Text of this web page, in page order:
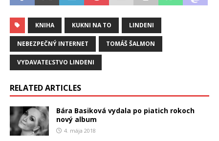
KNIHA KUKNI NA TO LINDENI
NEBEZPEČNÝ INTERNET TOMÁŠ ŠALMON
VYDAVATEĽSTVO LINDENI
RELATED ARTICLES
Bára Basiková vydala po piatich rokoch
nový album
4. mája 2018